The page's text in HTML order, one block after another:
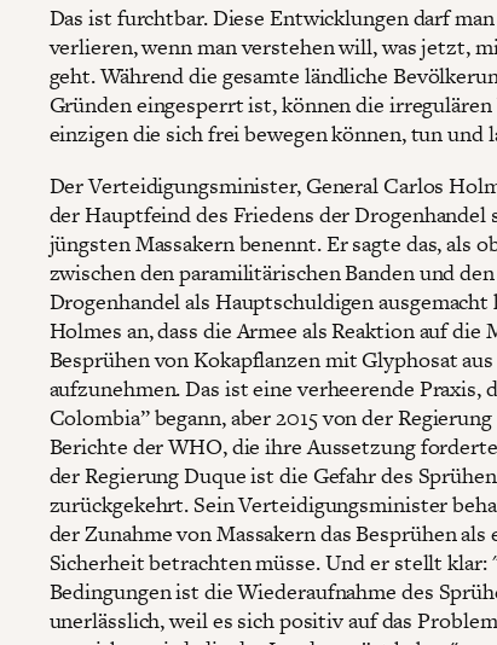
Das ist furchtbar. Diese Entwicklungen darf
verlieren, wenn man verstehen will, was jetzt,
geht. Während die gesamte ländliche
Gründen eingesperrt ist, können die
einzigen die sich frei bewegen können, tun und
Der Verteidigungsminister, General Carlos
der Hauptfeind des Friedens der Drogenhandel
jüngsten Massakern benennt. Er sagte das, als
zwischen den paramilitärischen Banden und
Drogenhandel als Hauptschuldigen
Holmes an, dass die Armee als Reaktion auf die
Besprühen von Kokapflanzen mit Glyphosat
aufzunehmen. Das ist eine verheerende Praxis,
Colombia” begann, aber 2015 von der
Berichte der WHO, die ihre Aussetzung
der Regierung Duque ist die Gefahr des
zurückgekehrt. Sein Verteidigungsminister
der Zunahme von Massakern das Besprühen
Sicherheit betrachten müsse. Und er stellt
Bedingungen ist die Wiederaufnahme des
unerlässlich, weil es sich positiv auf das